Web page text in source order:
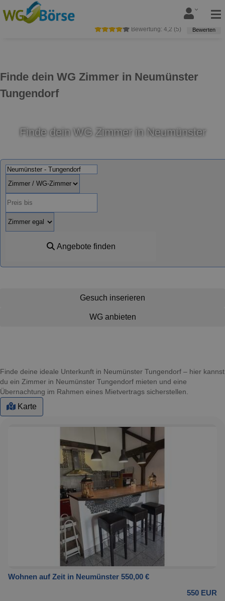
Finde dein WG Zimmer in Neumünster
Tungendorf
Bewertung: 4,2 (5) Bewerten
Finde dein WG Zimmer in Neumünster
Angebote finden
Gesuch inserieren
WG anbieten
Finde deine ideale Unterkunft in Neumünster Tungendorf – hier kannst
du ein Zimmer in Neumünster Tungendorf mieten und eine
Übernachtung im Rahmen eines Mietvertrags sicherstellen.
Karte
Wohnen auf Zeit in Neumünster 550,00 €
550 EUR